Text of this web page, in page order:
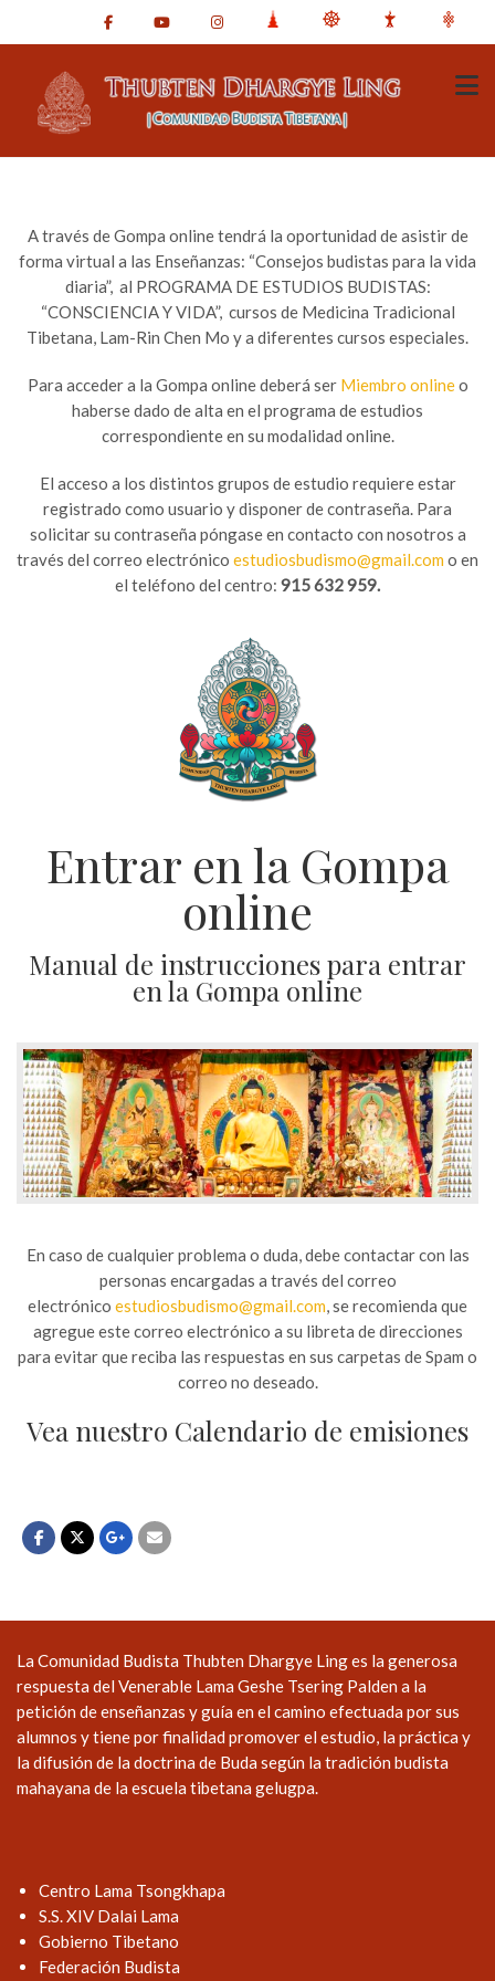
A través de Gompa online tendrá la oportunidad de asistir de
forma virtual a las Enseñanzas: “Consejos budistas para la vida
diaria”, al PROGRAMA DE ESTUDIOS BUDISTAS:
“CONSCIENCIA Y VIDA”, cursos de Medicina Tradicional
Tibetana, Lam-Rin Chen Mo y a diferentes cursos especiales.
Para acceder a la Gompa online deberá ser Miembro onlineo
haberse dado de alta en el programa de estudios
correspondiente en su modalidad online.
El acceso a los distintos grupos de estudio requiere estar
registrado como usuario y disponer de contraseña. Para
solicitar su contraseña póngase en contacto con nosotros a
través del correo electrónico estudiosbudismo@gmail.com o en
el teléfono del centro: 915 632 959.
Entrar en la Gompa
online
Manual de instrucciones para entrar
en la Gompa online
En caso de cualquier problema o duda, debe contactar con las
personas encargadas a través del correo
electrónico estudiosbudismo@gmail.com, se recomienda que
agregue este correo electrónico a su libreta de direcciones
para evitar que reciba las respuestas en sus carpetas de Spam o
correo no deseado.
Vea nuestro Calendario de emisiones
La Comunidad Budista Thubten Dhargye Ling es la generosa
respuesta del Venerable Lama Geshe Tsering Palden a la
petición de enseñanzas y guía en el camino efectuada por sus
alumnos y tiene por finalidad promover el estudio, la práctica y
la difusión de la doctrina de Buda según la tradición budista
mahayana de la escuela tibetana gelugpa.
Centro Lama Tsongkhapa
S.S. XIV Dalai Lama
Gobierno Tibetano
Federación Budista